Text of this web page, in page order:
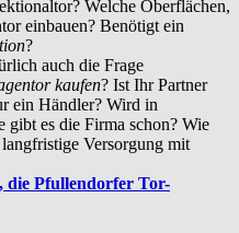
Welche Oberflächen,
einbauen? Benötigt ein
?
auch die Frage
kaufen? Ist Ihr Partner
ein Händler? Wird in
gibt es die Firma schon? Wie
Versorgung mit
die Pfullendorfer Tor-